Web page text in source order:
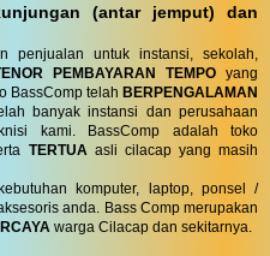
(antar jemput) dan
penjualan untuk instansi, sekolah,
PEMBAYARAN TEMPO yang
BassComp telah BERPENGALAMAN
banyak instansi dan perusahaan
kami. BassComp adalah toko
TERTUAasli cilacap yang masih
komputer, laptop, ponsel /
anda. Bass Comp merupakan
warga Cilacap dan sekitarnya.